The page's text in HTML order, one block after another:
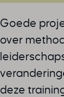
Goede
over
deze